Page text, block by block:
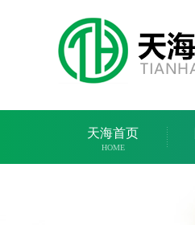
天海首页
HOME